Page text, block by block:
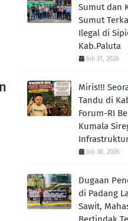
Sumut dan
Sumut
Ilegal di
Kab.Paluta
Juli 31, 2026
Miris!!!
Tandu di
Forum-RI
Kumala
Juli 30, 2026
Dugaan
di Padang
Sawit,